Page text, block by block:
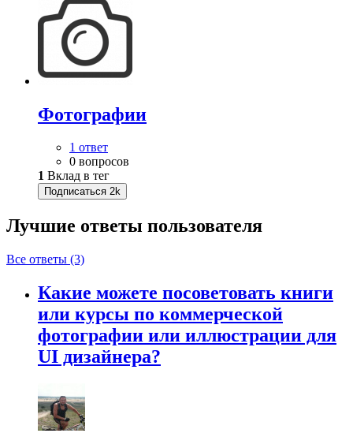
Фотографии
1 ответ
0 вопросов
1 Вклад в тег
Подписаться 2k
Лучшие ответы пользователя
Все ответы (3)
Какие можете посоветовать книги
или курсы по коммерческой
фотографии или иллюстрации для
UI дизайнера?